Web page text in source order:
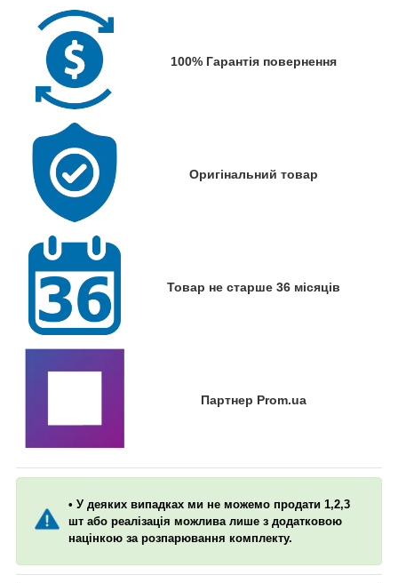
100% Гарантія повернення
Оригінальний товар
Товар не старше 36 місяців
Партнер Prom.ua
• У деяких випадках ми не можемо продати 1,2,3
шт або реалізація можлива лише з додатковою
націнкою за розпарювання комплекту.